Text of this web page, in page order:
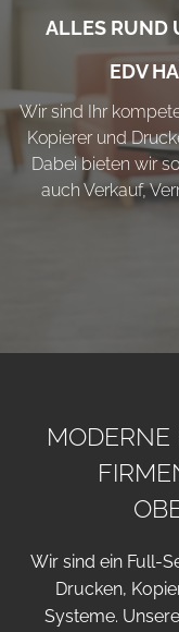
ALLES RUND
EDV
Wir sind Ihr
Kopierer und
Dabei bieten wir
auch Verkauf,
Wir sind ein Full-
Drucken,
Systeme.